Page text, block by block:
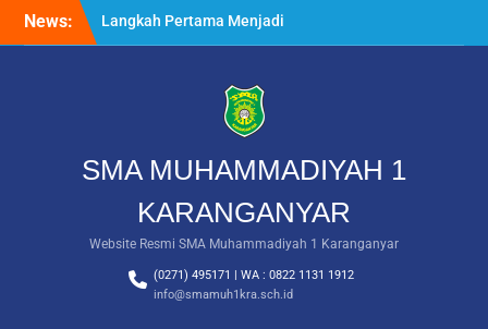
News:
Langkah Pertama Menjadi
Generasi Berkarakter,
Muhammadiyah 1
Karanganyar Dimulai
Kebangsaan
Saat Fajar Menyapa
Angkatan Baru, SMA
Muhammadiyah 1
Karanganyar Gelar
Awalussanah Penuh Makna
Rekapitulasi Realisasi
SMA MUHAMMADIYAH 1
KARANGANYAR
Website Resmi SMA Muhammadiyah 1 Karanganyar
(0271) 495171 | WA : 0822 1131 1912
info@smamuh1kra.sch.id